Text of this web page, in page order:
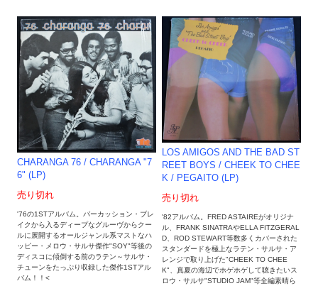
CHARANGA 76 / CHARANGA "7
6" (LP)
売り切れ
'76の1STアルバム。パーカッション・ブレ
イクから入るディープなグルーヴからクー
ルに展開するオールジャンル系マストなハ
ッピー・メロウ・サルサ傑作"SOY"等後の
ディスコに傾倒する前のラテン～サルサ・
チューンをたっぷり収録した傑作1STアル
バム！！<
LOS AMIGOS AND THE BAD ST
REET BOYS / CHEEK TO CHEE
K / PEGAITO (LP)
売り切れ
'82アルバム。FRED ASTAIREがオリジナ
ル、FRANK SINATRAやELLA FITZGERAL
D、ROD STEWART等数多くカバーされた
スタンダードを極上なラテン・サルサ・ア
レンジで取り上げた"CHEEK TO CHEE
K"、真夏の海辺でホゲホゲして聴きたいス
ロウ・サルサ"STUDIO JAM"等全編素晴ら